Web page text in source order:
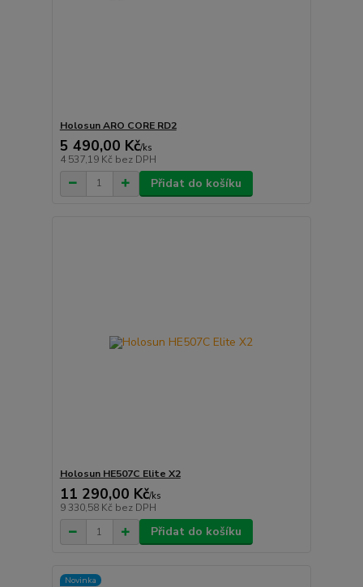
Holosun ARO CORE RD2
5 490,00 Kč/ks
4 537,19 Kč bez DPH
Přidat do košíku
Holosun HE507C Elite X2
11 290,00 Kč/ks
9 330,58 Kč bez DPH
Přidat do košíku
Novinka